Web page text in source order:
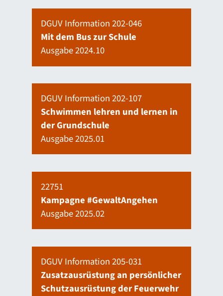
DGUV Information 202-046
Mit dem Bus zur Schule
Ausgabe 2024.10
DGUV Information 202-107
Schwimmen lehren und lernen in
der Grundschule
Ausgabe 2025.01
22751
Kampagne #GewaltAngehen
Ausgabe 2025.02
DGUV Information 205-031
Zusatzausrüstung an persönlicher
Schutzausrüstung der Feuerwehr